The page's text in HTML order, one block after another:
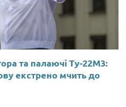
та палаючі Ту-22М3:
екстрено мчить до